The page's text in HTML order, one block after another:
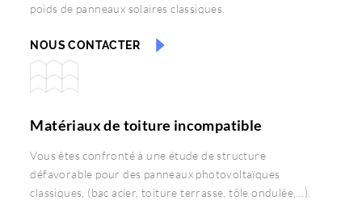
poids de panneaux solaires classiques.
NOUS CONTACTER
Matériaux de toiture incompatible
Vous êtes confronté à une étude de structure
défavorable pour des panneaux photovoltaïques
classiques, (bac acier, toiture terrasse, tôle ondulée,…).